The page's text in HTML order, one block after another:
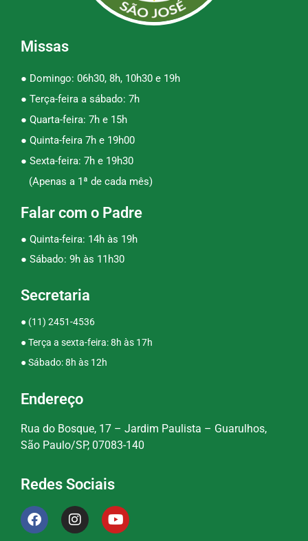
Missas
● Domingo: 06h30, 8h, 10h30 e 19h
● Terça-feira a sábado: 7h
● Quarta-feira: 7h e 15h
● Quinta-feira 7h e 19h00
● Sexta-feira: 7h e 19h30
(Apenas a 1ª de cada mês)
Falar com o Padre
● Quinta-feira: 14h às 19h
● Sábado: 9h às 11h30
Secretaria
● (11) 2451-4536
● Terça a sexta-feira: 8h às 17h
● Sábado: 8h às 12h
Endereço
Rua do Bosque, 17 – Jardim Paulista – Guarulhos,
São Paulo/SP, 07083-140
Redes Sociais